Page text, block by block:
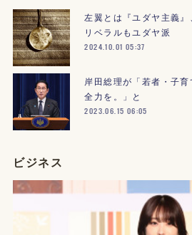
左翼とは『ユダヤ主義』
リベラルもユダヤ派
2024.10.01 05:37
岸田総理が「若者・子
全力を。」と
2023.06.15 06:05
ビジネス